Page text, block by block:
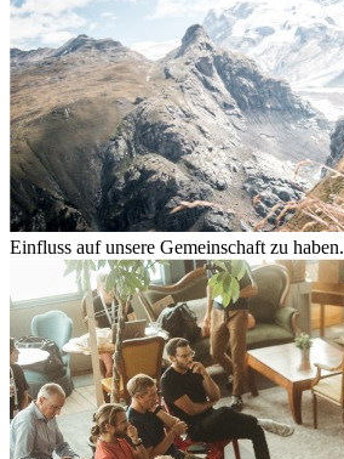
Einfluss auf unsere Gemeinschaft zu haben.